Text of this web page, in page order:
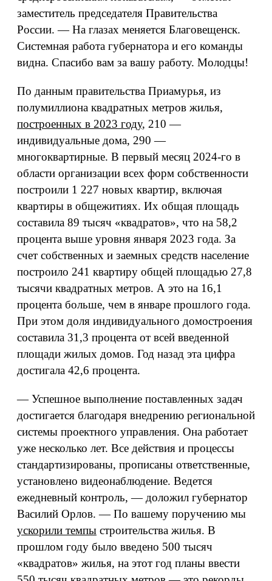
заместитель председателя Правительства
России. — На глазах меняется Благовещенск.
Системная работа губернатора и его команды
видна. Спасибо вам за вашу работу. Молодцы!
По данным правительства Приамурья, из
полумиллиона квадратных метров жилья,
построенных в 2023 году, 210 —
индивидуальные дома, 290 —
многоквартирные. В первый месяц 2024-го в
области организации всех форм собственности
построили 1 227 новых квартир, включая
квартиры в общежитиях. Их общая площадь
составила 89 тысяч «квадратов», что на 58,2
процента выше уровня января 2023 года. За
счет собственных и заемных средств население
построило 241 квартиру общей площадью 27,8
тысячи квадратных метров. А это на 16,1
процента больше, чем в январе прошлого года.
При этом доля индивидуального домостроения
составила 31,3 процента от всей введенной
площади жилых домов. Год назад эта цифра
достигала 42,6 процента.
— Успешное выполнение поставленных задач
достигается благодаря внедрению региональной
системы проектного управления. Она работает
уже несколько лет. Все действия и процессы
стандартизированы, прописаны ответственные,
установлено видеонаблюдение. Ведется
ежедневный контроль, — доложил губернатор
Василий Орлов. — По вашему поручению мы
ускорили темпы строительства жилья. В
прошлом году было введено 500 тысяч
«квадратов» жилья, на этот год планы ввести